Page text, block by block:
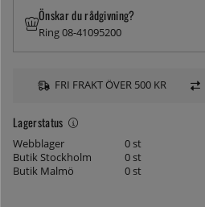
Lagerstatus
Webblager
0 st
Butik Stockholm
0 st
Butik Malmö
0 st
Önskar du rådgivning?
Ring 08-41095200
FRI FRAKT ÖVER 500 KR